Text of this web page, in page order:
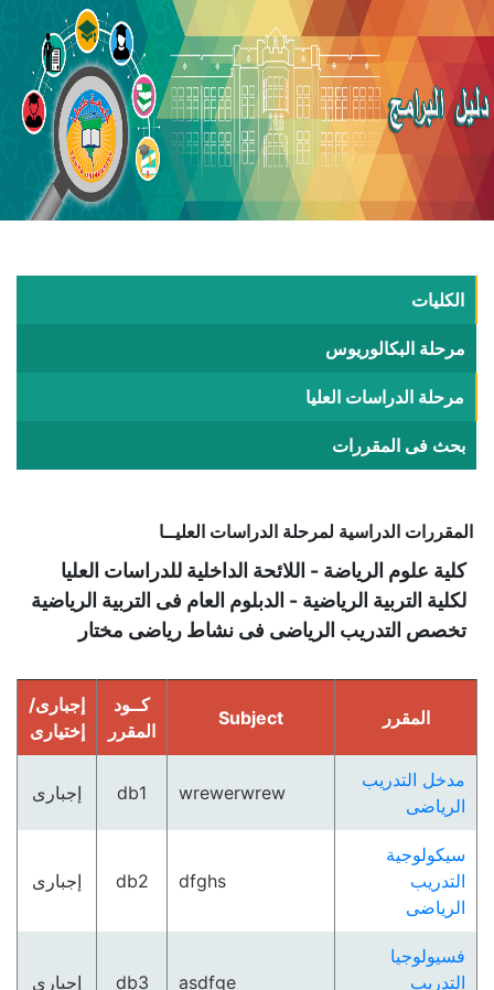
الكليات
مرحلة البكالوريوس
مرحلة الدراسات العليا
بحث فى المقررات
المقررات الدراسية لمرحلة الدراسات العليــا
كلية علوم الرياضة - اللائحة الداخلية للدراسات العليا
لكلية التربية الرياضية - الدبلوم العام فى التربية الرياضية
تخصص التدريب الرياضى فى نشاط رياضى مختار
المقرر Subject
كــود
المقرر
إجبارى/
إختيارى
مدخل التدريب
الرياضى
wrewerwrew
db1 إجبارى
سيكولوجية
التدريب
الرياضى
dfghs
db2 إجبارى
فسيولوجيا
التدريب
asdfge
db3 إجبارى